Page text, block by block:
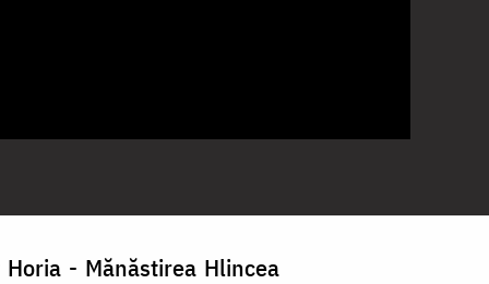
- Mănăstirea Hlincea